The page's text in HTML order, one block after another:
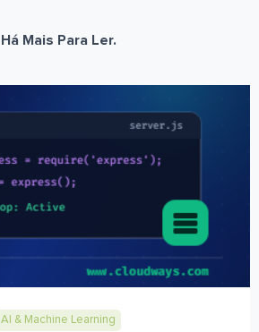
Há Mais Para Ler.
AI & Machine Learning